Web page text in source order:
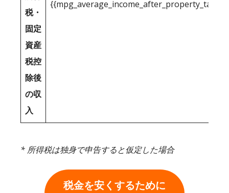
税・
固定
資産
税控
除後
の収
入
* 所得税は独身で申告すると仮定した場合
税金を安くするために